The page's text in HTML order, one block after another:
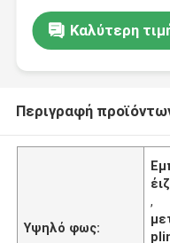
Καλύτερη
Περιγραφή
Υψηλό φως:
,